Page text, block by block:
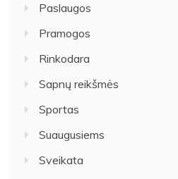
Paslaugos
Pramogos
Rinkodara
Sapnų reikšmės
Sportas
Suaugusiems
Sveikata